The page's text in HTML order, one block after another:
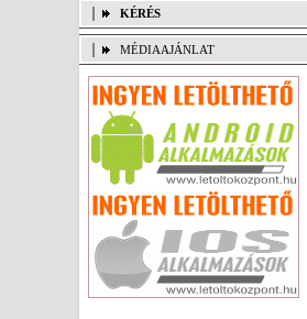
KÉRÉS
MÉDIAAJÁNLAT